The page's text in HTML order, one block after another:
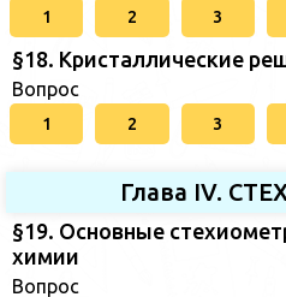
1 2 3
§18. Кристаллические
Вопрос
1 2 3
Глава IV.
§19. Основные
химии
Вопрос